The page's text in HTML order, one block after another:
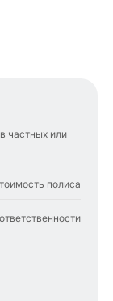
частных или
полиса